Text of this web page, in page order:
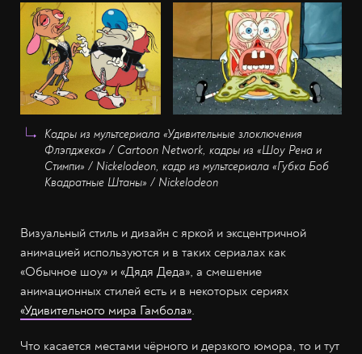
Кадры из мультсериала «Удивительные злоключения
Флэпджека» / Cartoon Network, кадры из «Шоу Рена и
Стимпи» / Nickelodeon, кадр из мультсериала «Губка Боб
Квадратные Штаны» / Nickelodeon
Визуальный стиль и дизайн с яркой и эксцентричной
анимацией используются и в таких сериалах как
«Обычное шоу» и «Дядя Деда», а смешение
анимационных стилей есть и в некоторых сериях
«Удивительного мира Гамбола».
Что касается местами чёрного и дерзкого юмора, то и тут